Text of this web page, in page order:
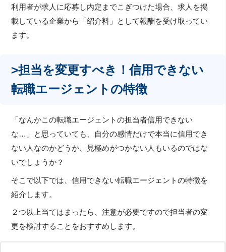
利用者が求人に応募し内定までこぎつけた場合、求人を掲
載している企業から「紹介料」として報酬を受け取ってい
ます。
>担当を変更すべき！信用できない
転職エージェントの特徴
「なんかこの転職エージェントの担当者信用できない
な…」と思っていても、自分の感情だけで本当に信用でき
ない人なのかどうか、見極めがつかない人もいるのではな
いでしょうか？
そこで以下では、信用できない転職エージェントの特徴を
紹介します。
２つ以上当てはまったら、注意が必要ですので担当者の変
更を検討することをおすすめします。